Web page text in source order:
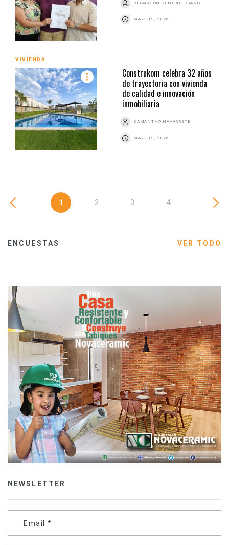
REDACCIÓN CENTRO URBANO
MAYO 19, 2026
VIVIENDA
Construkom celebra 32 años
de trayectoria con vivienda
de calidad e innovación
inmobiliaria
SAMANTHA NAVARRETE
MAYO 19, 2026
1 2 3 4
ENCUESTAS VER TODO
NEWSLETTER
Email *